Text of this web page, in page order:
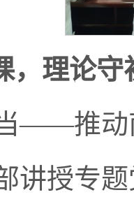
，理论守
——推动
讲授专